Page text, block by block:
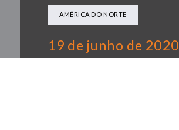
AMÉRICA DO NORTE
19 de junho de 2020